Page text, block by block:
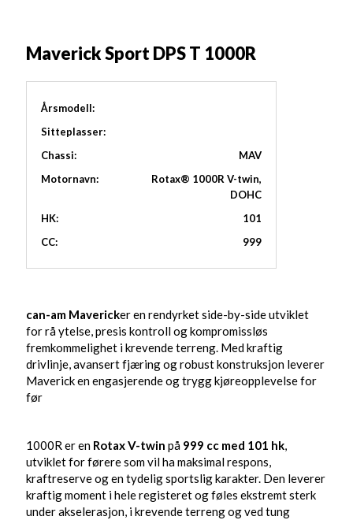
Maverick Sport DPS T 1000R
Årsmodell:
Sitteplasser:
Chassi:
MAV
Motornavn:
Rotax® 1000R V-twin,
DOHC
HK:
101
CC:
999
can-am Mavericker en rendyrket side-by-side utviklet
for rå ytelse, presis kontroll og kompromissløs
fremkommelighet i krevende terreng. Med kraftig
drivlinje, avansert fjæring og robust konstruksjon leverer
Maverick en engasjerende og trygg kjøreopplevelse for
før
1000R er en Rotax V-twin på 999 cc med 101 hk,
utviklet for førere som vil ha maksimal respons,
kraftreserve og en tydelig sportslig karakter. Den leverer
kraftig moment i hele registeret og føles ekstremt sterk
under akselerasjon, i krevende terreng og ved tung